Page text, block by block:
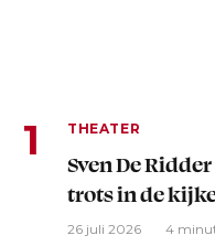
THEATER
Sven De
trots in de
26 juli 2026 4